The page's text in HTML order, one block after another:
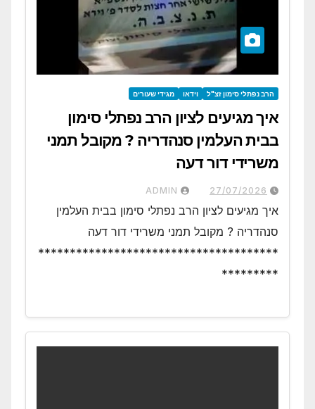
הרב נפתלי סימון זצ"ל וידאו מגידי שעורים
איך מגיעים לציון הרב נפתלי סימון
בבית העלמין סנהדריה ? מקובל תמני
משרידי דור דעה
27/07/2026
ADMIN
איך מגיעים לציון הרב נפתלי סימון בבית העלמין
סנהדריה ? מקובל תמני משרידי דור דעה
**************************************
*********